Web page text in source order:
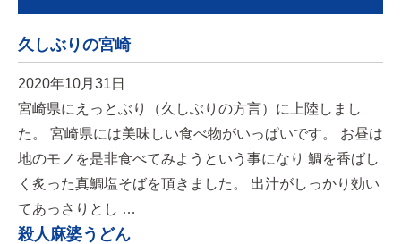
久しぶりの宮崎
2020年10月31日
宮崎県にえっとぶり（久しぶりの方言）に上陸しまし
た。 宮崎県には美味しい食べ物がいっぱいです。 お昼は
地のモノを是非食べてみようという事になり 鯛を香ばし
く炙った真鯛塩そばを頂きました。 出汁がしっかり効い
てあっさりとし …
殺人麻婆うどん